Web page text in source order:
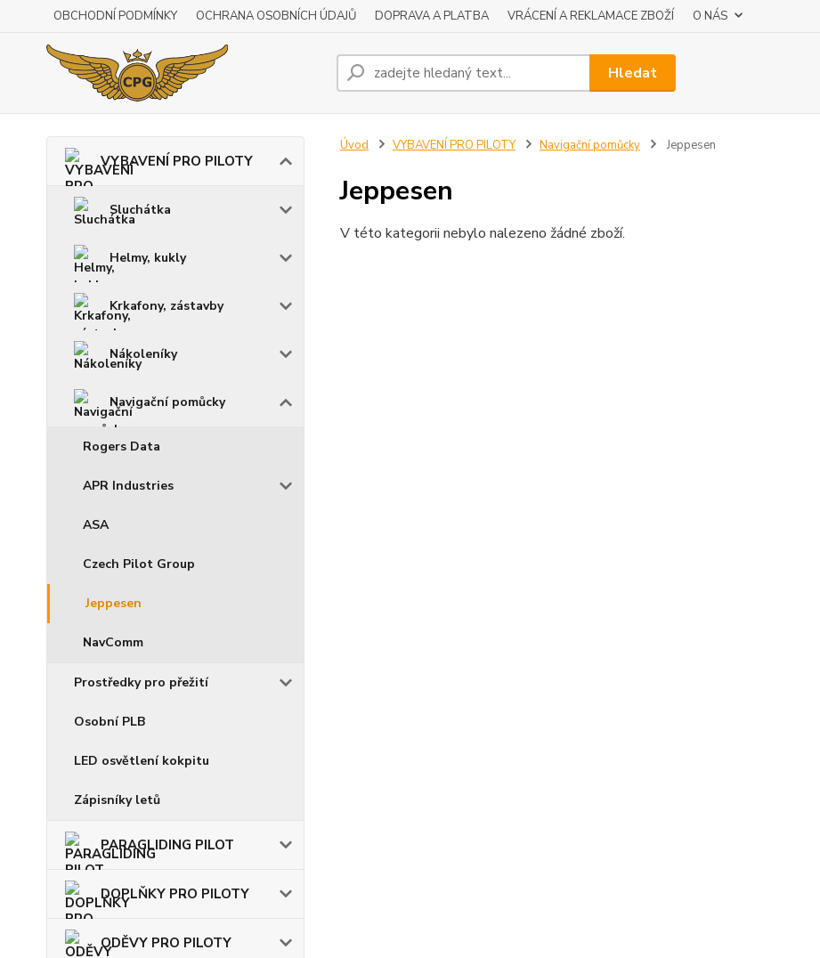
OBCHODNÍ PODMÍNKY OCHRANA OSOBNÍCH ÚDAJŮ DOPRAVA A PLATBA VRÁCENÍ A REKLAMACE ZBOŽÍ O NÁS
Hledat
VYBAVENÍ PRO PILOTY
Sluchátka
Helmy, kukly
Krkafony, zástavby
Nákoleníky
Navigační pomůcky
Rogers Data
APR Industries
ASA
Czech Pilot Group
Jeppesen
NavComm
Prostředky pro přežití
Osobní PLB
LED osvětlení kokpitu
Zápisníky letů
PARAGLIDING PILOT
DOPLŇKY PRO PILOTY
ODĚVY PRO PILOTY
Úvod VYBAVENÍ PRO PILOTY Navigační pomůcky Jeppesen
Jeppesen
V této kategorii nebylo nalezeno žádné zboží.